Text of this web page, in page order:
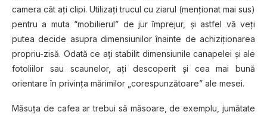
camera cât aţi clipi. Utilizați trucul cu ziarul (menționat mai sus)
pentru a muta “mobilierul” de jur împrejur, şi astfel vă veţi
putea decide asupra dimensiunilor înainte de achiziţionarea
propriu-zisă. Odată ce ați stabilit dimensiunile canapelei şi ale
fotoliilor sau scaunelor, aţi descoperit şi cea mai bună
orientare în privinţa mărimilor „corespunzătoare” ale mesei.
Măsuţa de cafea ar trebui să măsoare, de exemplu, jumătate